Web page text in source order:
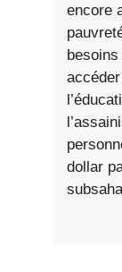
encore
dollar